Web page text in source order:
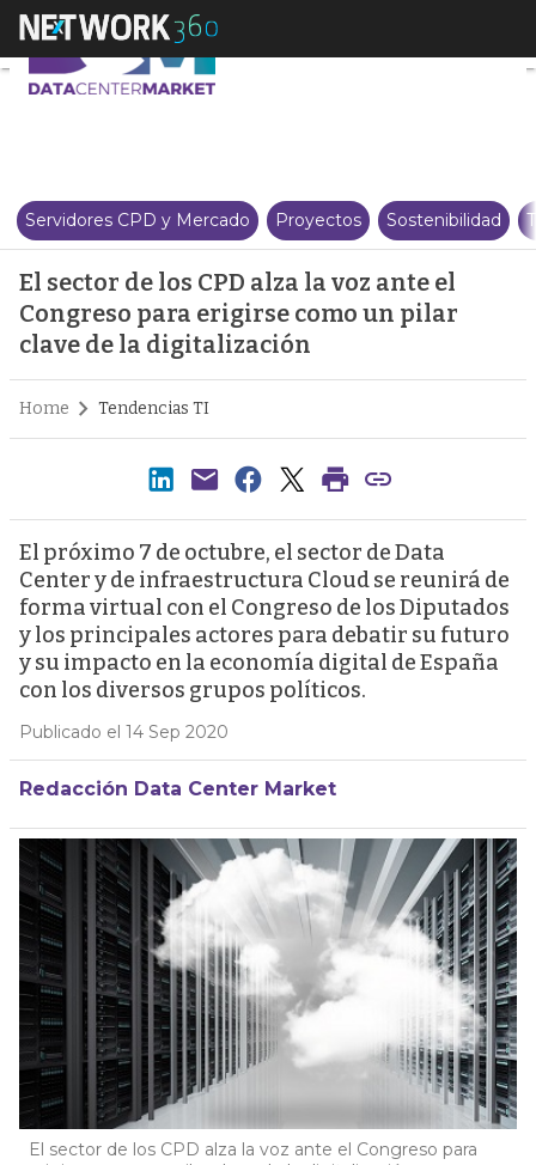
El sector de los CPD alza la
Servidores CPD y Mercado Proyectos Sostenibilidad
El sector de los CPD alza la voz ante el
Congreso para erigirse como un pilar
clave de la digitalización
Home Tendencias TI
El próximo 7 de octubre, el sector de Data
Center y de infraestructura Cloud se reunirá de
forma virtual con el Congreso de los Diputados
y los principales actores para debatir su futuro
y su impacto en la economía digital de España
con los diversos grupos políticos.
Publicado el 14 Sep 2020
Redacción Data Center Market
El sector de los CPD alza la voz ante el Congreso para